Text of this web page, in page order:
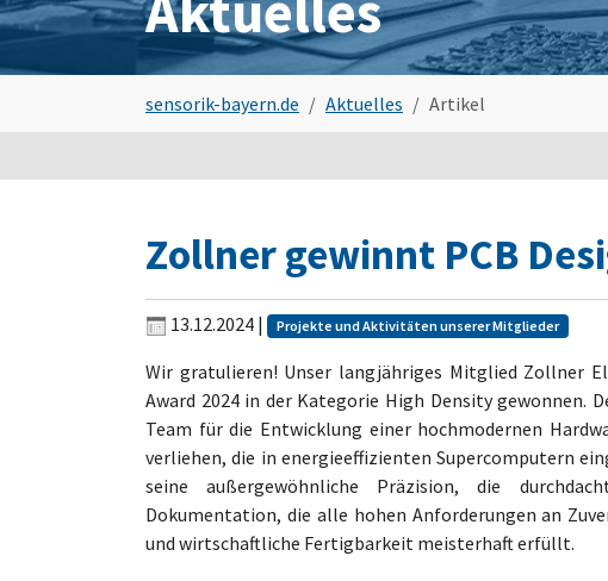
sensorik-bayern.de Aktuelles Artikel
Zollner gewinnt PCB
13.12.2024 | Projekte und Aktivitäten unserer Mitglieder
Wir gratulieren! Unser langjähriges Mitglied Zollner
Award 2024 in der Kategorie High Density gewonnen.
Team für die Entwicklung einer hochmodernen
verliehen, die in energieeffizienten Supercomputern
seine außergewöhnliche Präzision, die
Dokumentation, die alle hohen Anforderungen an
und wirtschaftliche Fertigbarkeit meisterhaft erfüllt.